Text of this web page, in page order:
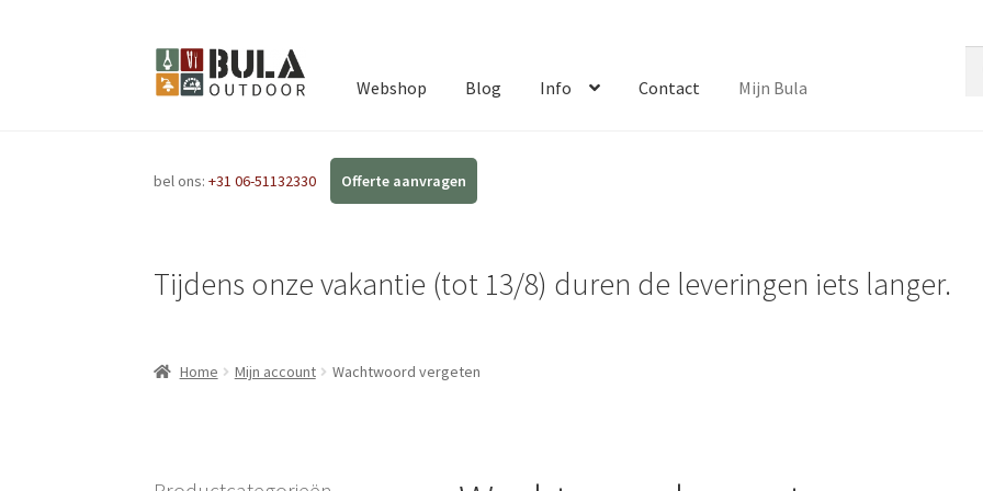
Webshop Blog Info Contact Mijn Bula
bel ons:+31 06-51132330
Tijdens onze vakantie (tot 13/8) duren de leveringen iets langer.
Home Mijn account Wachtwoord vergeten